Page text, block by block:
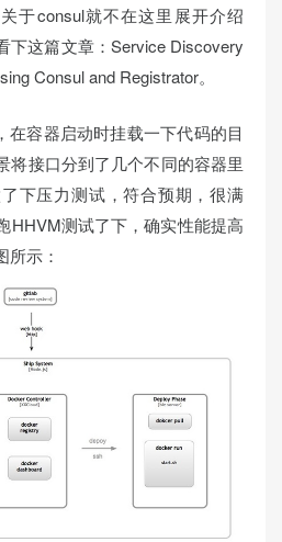
于consul就不在这里展开介绍
下这篇文章：Service Discovery
Consul and Registrator。
在容器启动时挂载一下代码的目
将接口分到了几个不同的容器里
下压力测试，符合预期，很满
HHVM测试了下，确实性能提高
所示：